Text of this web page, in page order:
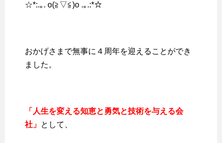
☆*:.｡. o(≧▽≦)o .｡.:*☆
おかげさまで無事に４周年を迎えることができ
ました。
「人生を変える知恵と勇気と技術を与える会
社」 として、